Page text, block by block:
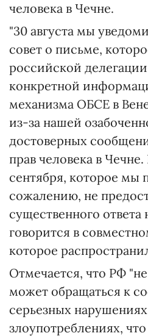
человека в Чечне.
"30 августа мы
совет о письме,
российской
конкретной
механизма ОБСЕ в
из-за нашей
достоверных
прав человека в
сентября, которое мы
сожалению, не
существенного
говорится в
которое
Отмечается, что РФ
может обращаться к
серьезных
злоупотреблениях,